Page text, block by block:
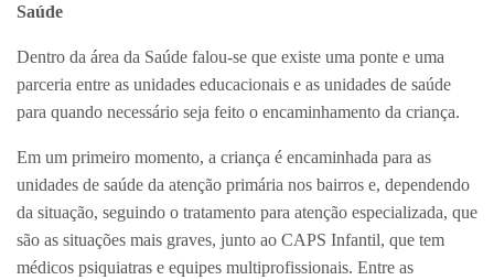
Saúde
Dentro da área da Saúde falou-se que existe uma ponte e uma
parceria entre as unidades educacionais e as unidades de saúde
para quando necessário seja feito o encaminhamento da criança.
Em um primeiro momento, a criança é encaminhada para as
unidades de saúde da atenção primária nos bairros e, dependendo
da situação, seguindo o tratamento para atenção especializada, que
são as situações mais graves, junto ao CAPS Infantil, que tem
médicos psiquiatras e equipes multiprofissionais. Entre as